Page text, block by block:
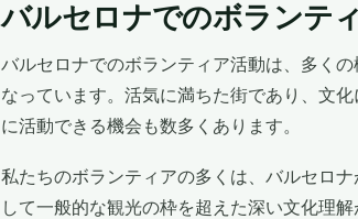
バルセロナでのボランテ
バルセロナでのボランティア活動は、多く
なっています。活気に満ちた街であり、文
に活動できる機会も数多くあります。
私たちのボランティアの多くは、バルセロ
して一般的な観光の枠を超えた深い文化理